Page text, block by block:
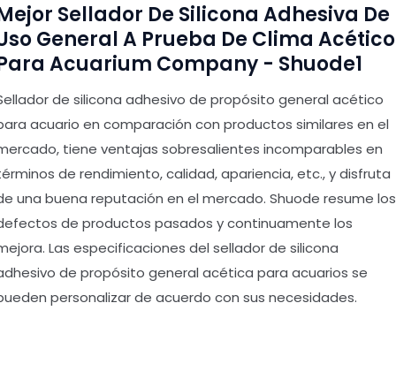
Sellador De Silicona Adhesiva De
General A Prueba De Clima Acético
Acuarium Company - Shuode1
de silicona adhesivo de propósito general acético
acuario en comparación con productos similares en el
tiene ventajas sobresalientes incomparables en
de rendimiento, calidad, apariencia, etc., y disfruta
una buena reputación en el mercado. Shuode resume los
de productos pasados y continuamente los
Las especificaciones del sellador de silicona
de propósito general acética para acuarios se
personalizar de acuerdo con sus necesidades.